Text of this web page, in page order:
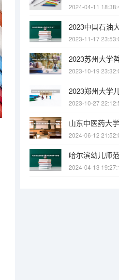
2024-04-11
2023-11-17
2023-10-19
2023-10-27
2024-06-12
2024-04-13